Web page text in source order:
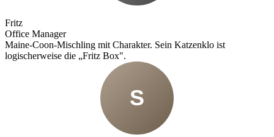
Fritz
Office Manager
Maine-Coon-Mischling mit Charakter. Sein Katzenklo ist
logischerweise die „Fritz Box".
S